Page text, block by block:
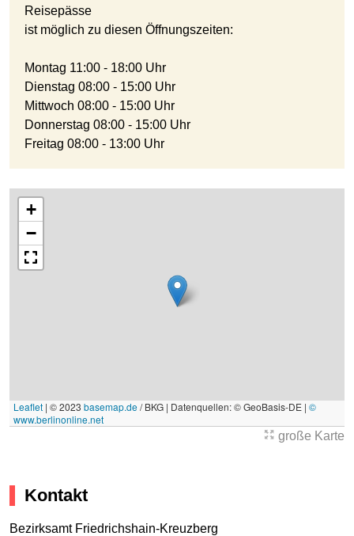
Reisepässe
ist möglich zu diesen Öffnungszeiten:
Montag 11:00 - 18:00 Uhr
Dienstag 08:00 - 15:00 Uhr
Mittwoch 08:00 - 15:00 Uhr
Donnerstag 08:00 - 15:00 Uhr
Freitag 08:00 - 13:00 Uhr
+
−
Leaflet | © 2023 basemap.de/ BKG | Datenquellen: © GeoBasis-DE | ©
www.berlinonline.net
große Karte
Kontakt
Bezirksamt Friedrichshain-Kreuzberg